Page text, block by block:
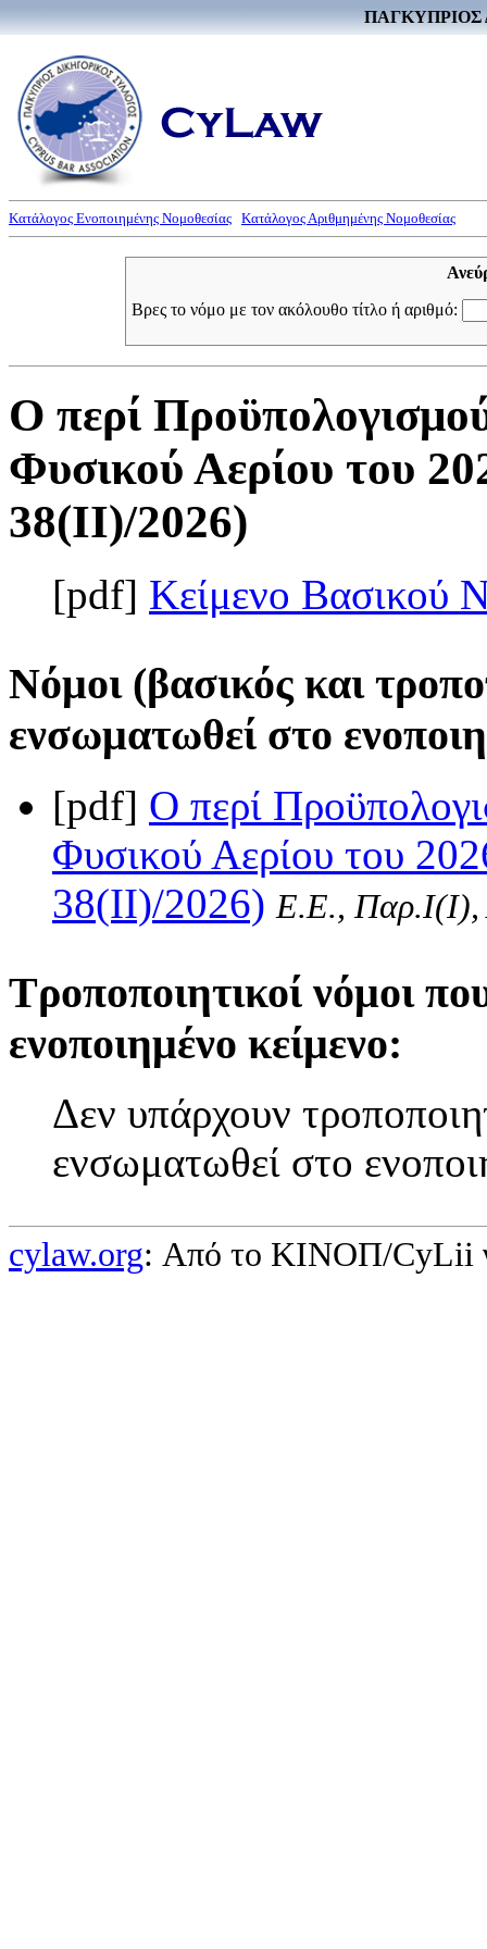
ΠΑΓΚΥΠΡΙΟΣ
Κατάλογος Ενοποιημένης Νομοθεσίας Κατάλογος Αριθμημένης Νομοθεσίας
Βρες το νόμο με τον ακόλουθο τίτλο ή αριθμό:
Ο περί
Φυσικού Αερίου του
38(II)/2026)
[pdf] Κείμενο Βασικού
Νόμοι (βασικός και
ενσωματωθεί στο
[pdf] Ο περί
Φυσικού Αερίου του
38(II)/2026) Ε.Ε., Παρ.Ι(I),
Τροποποιητικοί νόμοι
ενοποιημένο κείμενο:
Δεν υπάρχουν
ενσωματωθεί στο
cylaw.org: Από το ΚΙΝOΠ/CyLii